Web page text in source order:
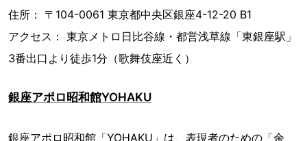
住所： 〒104-0061 東京都中央区銀座4-12-20 B1
アクセス： 東京メトロ日比谷線・都営浅草線「東銀座駅」
3番出口より徒歩1分（歌舞伎座近く）
銀座アポロ昭和館YOHAKU
銀座アポロ昭和館「YOHAKU」は、表現者のための「余